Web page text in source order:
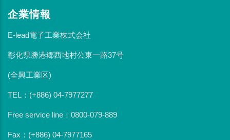
企業情報
E-lead電子工業株式会社
彰化県勝港郷西地村公東一路37号
(全興工業区)
TEL：(+886) 04-7977277
Free service line：0800-079-889
Fax：(+886) 04-7977165